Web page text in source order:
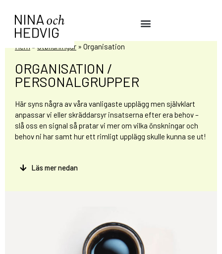
Hem»Utbildningar » Organisation
ORGANISATION /
PERSONALGRUPPER
Här syns några av våra vanligaste upplägg men självklart
anpassar vi eller skräddarsyr insatserna efter era behov –
slå oss en signal så pratar vi mer om vilka önskningar och
behov ni har samt hur ett rimligt upplägg skulle kunna se ut!
Läs mer nedan